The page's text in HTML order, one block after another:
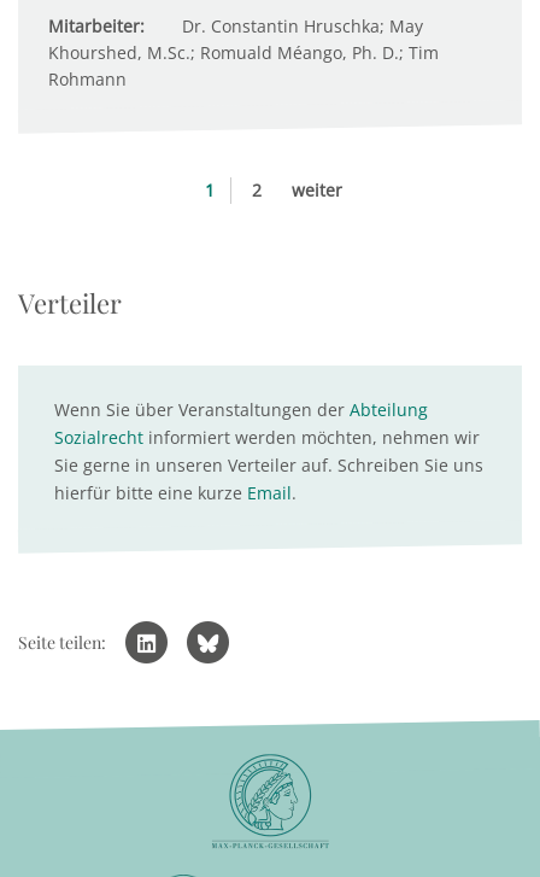
Mitarbeiter:
Dr. Constantin Hruschka; May
Khourshed, M.Sc.; Romuald Méango, Ph. D.; Tim
Rohmann
1 2 weiter
Verteiler
Wenn Sie über Veranstaltungen der Abteilung
Sozialrecht informiert werden möchten, nehmen wir
Sie gerne in unseren Verteiler auf. Schreiben Sie uns
hierfür bitte eine kurze Email.
Seite teilen: